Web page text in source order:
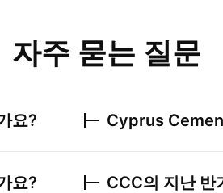
자주 묻는 질문
요?
요?
Cyprus
CCC의 지난 반